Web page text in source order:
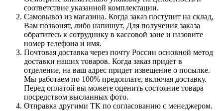
соответствие указанной комплектации.
Самовывоз из магазина. Когда заказ поступит на склад,
Вам позвонят, либо напишут. Для получения заказа
обратитесь к сотруднику в кассовой зоне и назовите
номер телефона и имя.
Почтовая доставка через почту России основной метод
доставки наших товаров. Когда заказ придет в
отделение, на ваш адрес придет извещение о посылке.
Мы работаем по 100% предоплате, включая доставку.
Перед оплатой вы можете оценить состояние товара
посредством высланных фото.
Отправка другими ТК по согласованию с менеджером.